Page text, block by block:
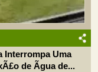
Interrompa Uma
de Ãgua de...